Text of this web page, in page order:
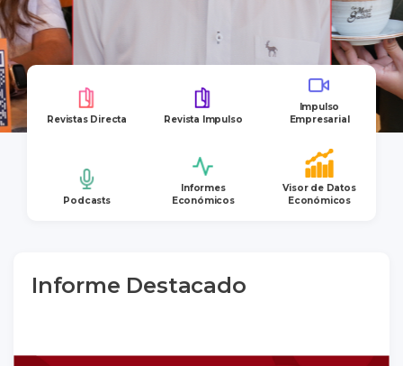
Revistas Directa Revista Impulso
Impulso
Empresarial
Podcasts
Informes
Económicos
Visor de Datos
Económicos
Informe Destacado